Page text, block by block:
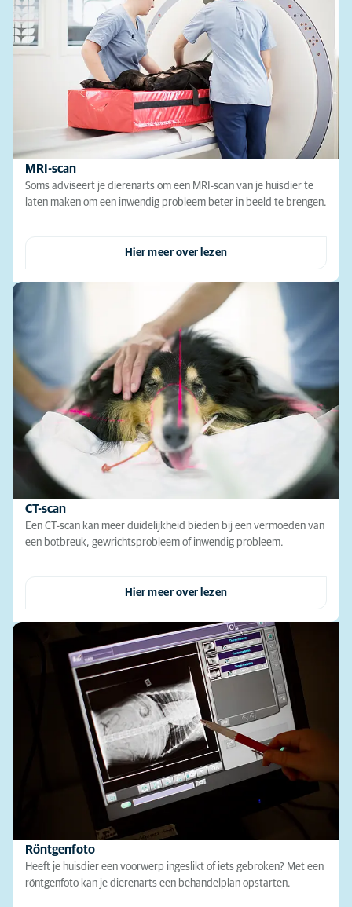
MRI-scan
Soms adviseert je dierenarts om een MRI-scan van je huisdier te
laten maken om een inwendig probleem beter in beeld te brengen.
Hier meer over lezen
CT-scan
Een CT-scan kan meer duidelijkheid bieden bij een vermoeden van
een botbreuk, gewrichtsprobleem of inwendig probleem.
Hier meer over lezen
Röntgenfoto
Heeft je huisdier een voorwerp ingeslikt of iets gebroken? Met een
röntgenfoto kan je dierenarts een behandelplan opstarten.